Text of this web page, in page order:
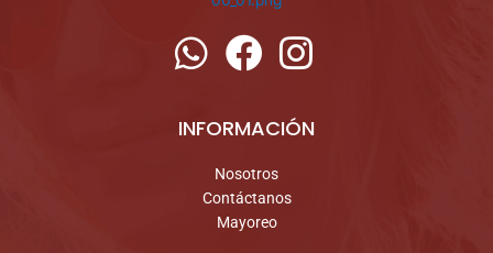
INFORMACIÓN
Nosotros
Contáctanos
Mayoreo